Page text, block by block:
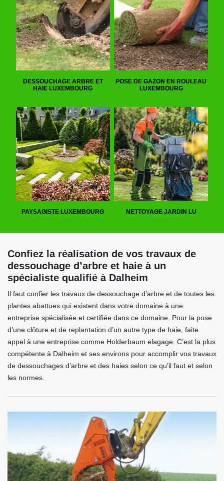
DESSOUCHAGE ARBRE ET
HAIE LUXEMBOURG
POSE DE GAZON EN ROULEAU
LUXEMBOURG
PAYSAGISTE LUXEMBOURG NETTOYAGE JARDIN LU
Confiez la réalisation de vos travaux de
dessouchage d’arbre et haie à un
spécialiste qualifié à Dalheim
Il faut confier les travaux de dessouchage d’arbre et de toutes les
plantes abattues qui existent dans votre domaine à une
entreprise spécialisée et certifiée dans ce domaine. Pour la pose
d’une clôture et de replantation d’un autre type de haie, faite
appel à une entreprise comme Holderbaum elagage. C’est la plus
compétente à Dalheim et ses environs pour accomplir vos travaux
de dessouchages d’arbre et des haies selon ce qu’il faut et selon
les normes.